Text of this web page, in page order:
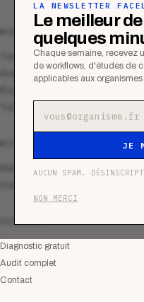
LA NEWSLETTER
Le meilleur
quelques
Chaque semaine, recevez
de workflows, d'études de
applicables aux
JE
AUCUN SPAM.
NON MERCI
MAGAZINE
Tous les articles
Analyses
Tutoriels
RESSOURCES
Bibliothèque
Communauté
SERVICES
Diagnostic gratuit
Audit complet
Contact